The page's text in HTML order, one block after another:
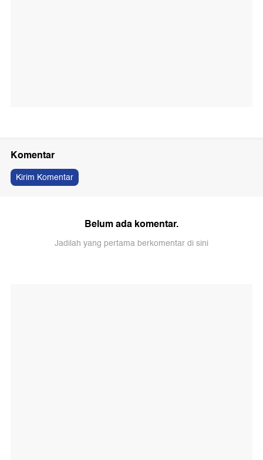
Komentar
Kirim Komentar
Belum ada komentar.
Jadilah yang pertama berkomentar di sini